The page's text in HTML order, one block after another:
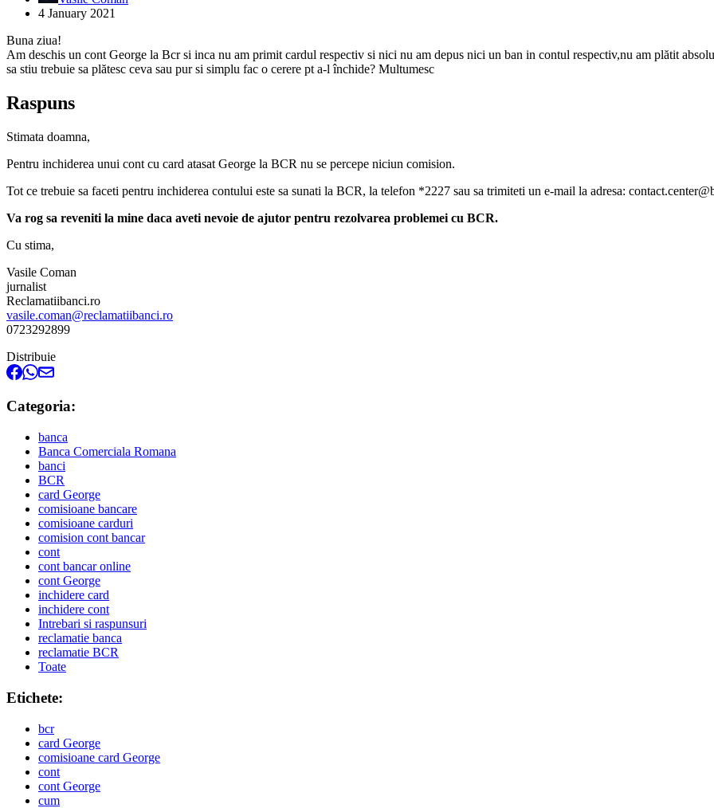
4 January 2021
Buna ziua!
Am deschis un cont George la Bcr si inca nu am primit cardul respectiv si nici nu am depus nici un ban in contul respectiv,nu am plătit
sa stiu trebuie sa plătesc ceva sau pur si simplu fac o cerere pt a-l închide? Multumesc
Raspuns
Stimata doamna,
Pentru inchiderea unui cont cu card atasat George la BCR nu se percepe niciun comision.
Tot ce trebuie sa faceti pentru inchiderea contului este sa sunati la BCR, la telefon *2227 sau sa trimiteti un e-mail la adresa:
Va rog sa reveniti la mine daca aveti nevoie de ajutor pentru rezolvarea problemei cu BCR.
Cu stima,
Vasile Coman
jurnalist
Reclamatiibanci.ro
vasile.coman@reclamatiibanci.ro
0723292899
Distribuie
Categoria:
banca
Banca Comerciala Romana
banci
BCR
card George
comisioane bancare
comisioane carduri
comision cont bancar
cont
cont bancar online
cont George
inchidere card
inchidere cont
Intrebari si raspunsuri
reclamatie banca
reclamatie BCR
Toate
Etichete:
bcr
card George
comisioane card George
cont
cont George
cum